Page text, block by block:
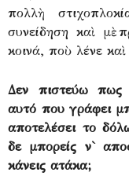
πολλὴ
συνείδηση καὶ μὲ
κοινά, ποὺ λένε
Δεν πιστεύω πως
αυτό που γράφει
αποτελέσει το
δε μπορείς ν`
κάνεις ατάκα;